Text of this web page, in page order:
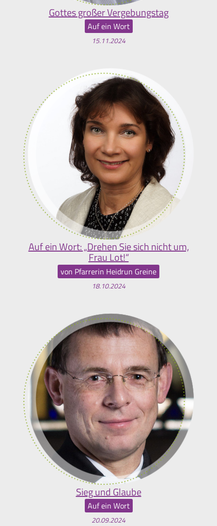
Gottes großer Vergebungstag
Auf ein Wort
15.11.2024
Auf ein Wort: „Drehen Sie sich nicht um,
Frau Lot!“
von Pfarrerin Heidrun Greine
18.10.2024
Sieg und Glaube
Auf ein Wort
20.09.2024